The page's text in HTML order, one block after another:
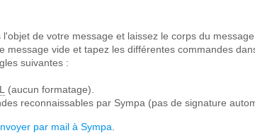
l'objet de votre message et laissez le corps du
message vide et tapez les différentes commandes
suivantes :
(aucun formatage).
reconnaissables par Sympa (pas de signature
par mail à Sympa